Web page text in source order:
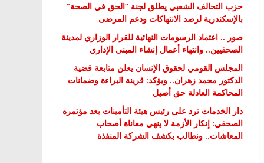
حزب التحالف الشعبي يطلق لجنة “الحق في الصحة”
بالإسكندرية لرصد الانتهاكات ودعم المرضى
صور .. اعتماد الرسومات النهائية للقرار الوزاري لمدينة
الصحفيين.. وانتهاء أعمال إنشاء المبنى الإداري
المجلس القومي لحقوق الإنسان يعلن متابعة قضية
الدكتور محمد زهران.. ويؤكد: قرينة البراءة وضمانات
المحاكمة العادلة حق أصيل
دار الخدمات ترد على رئيس هيئة التأمينات بعد مؤتمره
الصحفي: إنكار الأزمة لا ينهي معاناة أصحاب
المعاشات.. ونطالب بكشف الشركة المنفذة